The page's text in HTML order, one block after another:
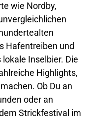
wie Nordby,
Hafentreiben und
Inselbier. Die
Highlights,
Ob Du an
oder an
Strickfestival im